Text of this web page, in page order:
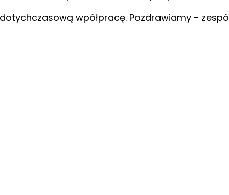
wpółpracę. Pozdrawiamy -